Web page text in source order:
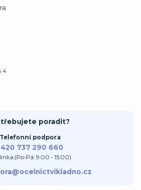
4
poradit?
Telefonní podpora
737 290 660
Pá: 9:00 - 15:00)